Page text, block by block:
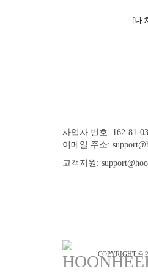
[대
사업자 번호: 162-81-
이메일 주소:
고객지원:
COPYRIGHT ©